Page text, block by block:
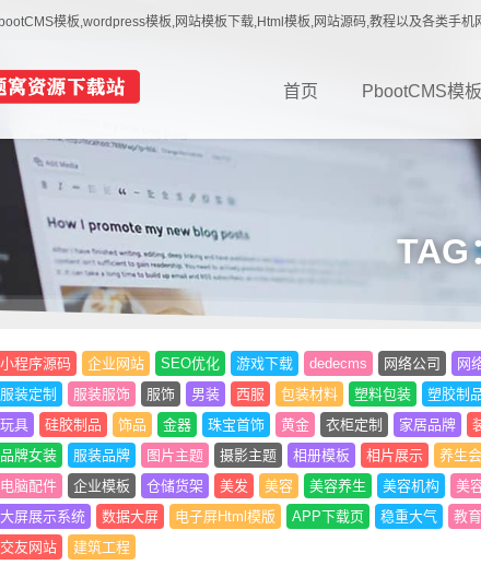
模板,wordpress模板,网站模板下载,Html模板,网站源码,教程以及各类手机
首页 PbootCMS模板
TAG
小程序源码 企业网站 SEO优化 游戏下载 dedecms 网络公司 网
服装定制
服装服饰 服饰 男装 西服 包装材料 塑料包装 塑胶制
玩具
硅胶制品 饰品 金器 珠宝首饰 黄金 衣柜定制 家居品牌
品牌女装
服装品牌 图片主题 摄影主题 相册模板 相片展示 养生
电脑配件
企业模板 仓储货架 美发 美容 美容养生 美容机构 美
大屏展示系统
数据大屏 电子屏Html模版 APP下载页 稳重大气 教
交友网站
建筑工程